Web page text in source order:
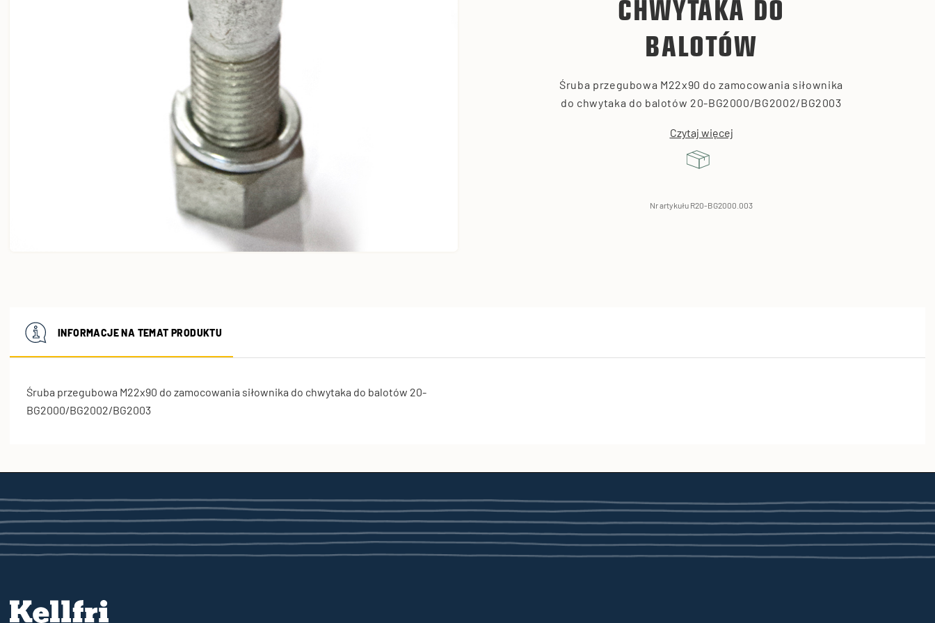
CHWYTAKA DO
BALOTÓW
Śruba przegubowa M22x90 do zamocowania siłownika
do chwytaka do balotów 20-BG2000/BG2002/BG2003
Czytaj więcej
Nr artykułu R20-BG2000.003
INFORMACJE NA TEMAT PRODUKTU
Śruba przegubowa M22x90 do zamocowania siłownika do chwytaka do balotów 20-
BG2000/BG2002/BG2003